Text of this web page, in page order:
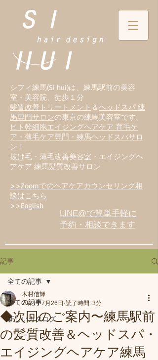
シフィ練馬(Si hui)は、 練馬駅前の美容
室・美容院、徒歩１分
髪質改善トリートメント ＆ヘッドスパ 練
馬専門サロンの東京の練馬美容室です。
ヒト幹細胞エイジングヘアケア 育毛ケ
ア・薄毛ケア専門・練馬ヘッドスパサロ
ン ！
抜け毛・薄毛改善美容室・ エイジングヘ
アケア 練馬髪質改善サロン
>>Zoomでのヘアケアカウンセリング相
談はこちら
>>English
LINE@で簡単手軽に
予約・相談できます
記事
全ての記事
新しいカタログ
全ての記事
◆次回のご案内〜練馬駅前
の髪質改善＆ヘッドスパ・
エイジングヘアケア練馬
木村信輝
2024年7月26日 読了時間: 3分